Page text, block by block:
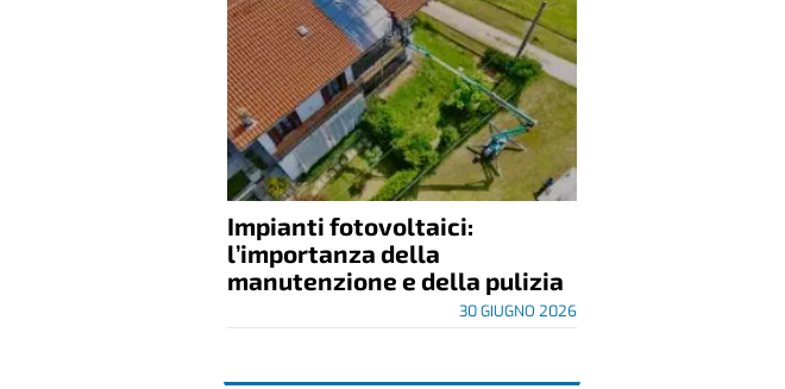
Impianti fotovoltaici:
l’importanza della
manutenzione e della pulizia
30 GIUGNO 2026